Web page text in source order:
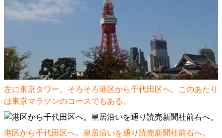
左に東京タワー。そろそろ港区から千代田区へ。このあたり
は東京マラソンのコースでもある。
港区から千代田区へ。皇居沿いを通り読売新聞社前右へ。